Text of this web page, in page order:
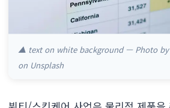
▲ text on white background — Photo by
on Unsplash